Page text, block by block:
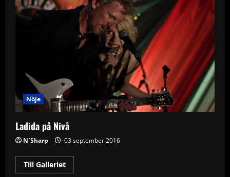
Nöje
Ladida på Nivå
N´Sharp 03 september 2016
Till GallerietRead
more